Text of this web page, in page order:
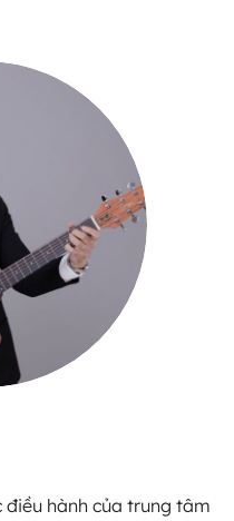
điều hành của trung tâm